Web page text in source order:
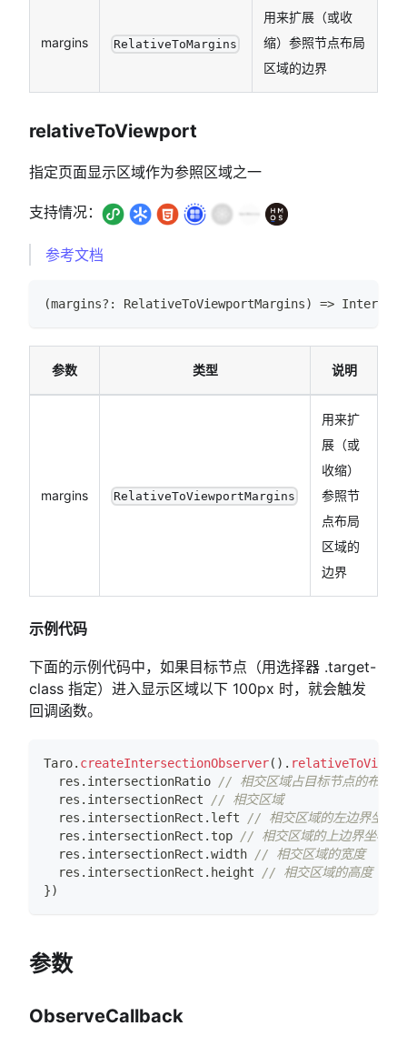
margins RelativeToMargins
用来扩展（或收
缩）参照节点布局
区域的边界
relativeToViewport
指定页面显示区域作为参照区域之一
支持情况：
参考文档
(margins? : RelativeToViewportMargins) =>
参数 类型 说明
margins RelativeToViewportMargins
用来扩
展（或
收缩）
参照节
点布局
区域的
边界
示例代码
下面的示例代码中，如果目标节点（用选择器 .target-
class 指定）进入显示区域以下 100px 时，就会触发
回调函数。
Taro. createIntersectionObserver( ) .
  res
. intersectionRatio
// 相交区域占目标节点的布局区
  res
. intersectionRect
// 相交区域
  res
. intersectionRect . left
// 相交区域的左边界坐标
  res
. intersectionRect . top
// 相交区域的上边界坐标
  res
. intersectionRect .width
// 相交区域的宽度
  res
. intersectionRect . height
// 相交区域的高度
})
参数
ObserveCallback